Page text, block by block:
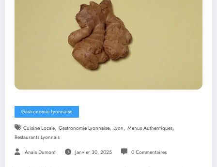
Gastronomie Lyonnaise
Cuisine Locale, Gastronomie Lyonnaise, Lyon, Menus Authentiques,
Restaurants Lyonnais
Anais Dumont Janvier 30, 2025 0 Commentaires